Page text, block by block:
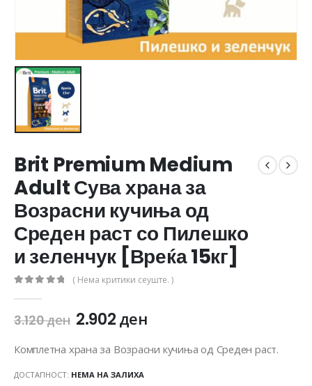
Brit Premium Medium
Adult Сува храна за
Возрасни кучиња од
Среден раст со Пилешко
и зеленчук [Вреќа 15кг]
( Нема критики сеуште. )
3.120ден 2.902ден
Комплетна храна за Возрасни кучиња од Среден раст.
ДОСТАПНОСТ: НЕМА НА ЗАЛИХА